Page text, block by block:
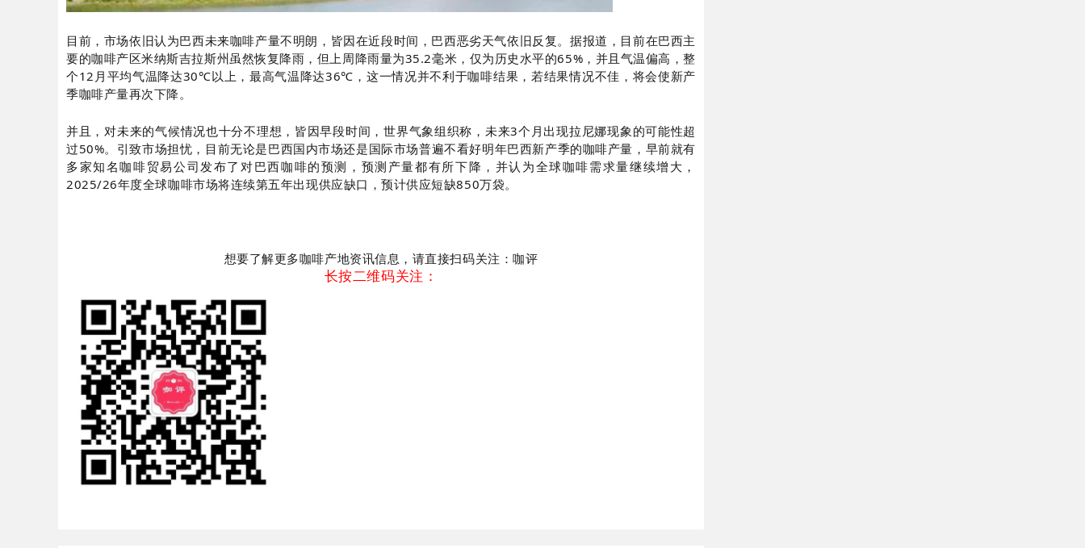
目前，市场依旧认为巴西未来咖啡产量不明朗，皆因在近段时间，巴西恶劣天气依旧反复。据报道，目前在巴西主
要的咖啡产区米纳斯吉拉斯州虽然恢复降雨，但上周降雨量为35.2毫米，仅为历史水平的65%，并且气温偏高，整
个12月平均气温降达30℃以上，最高气温降达36℃，这一情况并不利于咖啡结果，若结果情况不佳，将会使新产
季咖啡产量再次下降。
并且，对未来的气候情况也十分不理想，皆因早段时间，世界气象组织称，未来3个月出现拉尼娜现象的可能性超
过50%。引致市场担忧，目前无论是巴西国内市场还是国际市场普遍不看好明年巴西新产季的咖啡产量，早前就有
多家知名咖啡贸易公司发布了对巴西咖啡的预测，预测产量都有所下降，并认为全球咖啡需求量继续增大，
2025/26年度全球咖啡市场将连续第五年出现供应缺口，预计供应短缺850万袋。
想要了解更多咖啡产地资讯信息，请直接扫码关注：咖评
长按二维码关注：